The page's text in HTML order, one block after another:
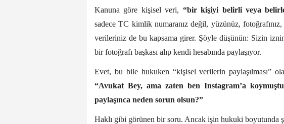
Kanuna göre kişisel veri, “bir kişiyi belirli veya
sadece TC kimlik numaranız değil, yüzünüz,
verileriniz de bu kapsama girer. Şöyle düşünün: Sizin
bir fotoğrafı başkası alıp kendi hesabında paylaşıyor.
Evet, bu bile hukuken “kişisel verilerin paylaşılması”
“Avukat Bey, ama zaten ben Instagram’a
paylaşınca neden sorun olsun?”
Haklı gibi görünen bir soru. Ancak işin hukuki boyutunda